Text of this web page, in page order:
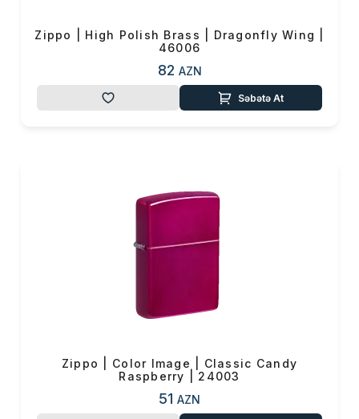
Zippo | High Polish Brass | Dragonfly Wing |
46006
82 AZN
Səbətə At
Zippo | Color Image | Classic Candy
Raspberry | 24003
51 AZN